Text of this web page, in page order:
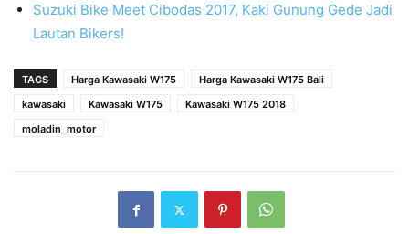
Suzuki Bike Meet Cibodas 2017, Kaki Gunung Gede Jadi
Lautan Bikers!
TAGS Harga Kawasaki W175
Harga Kawasaki W175 Bali
kawasaki
Kawasaki W175
Kawasaki W175 2018
moladin_motor